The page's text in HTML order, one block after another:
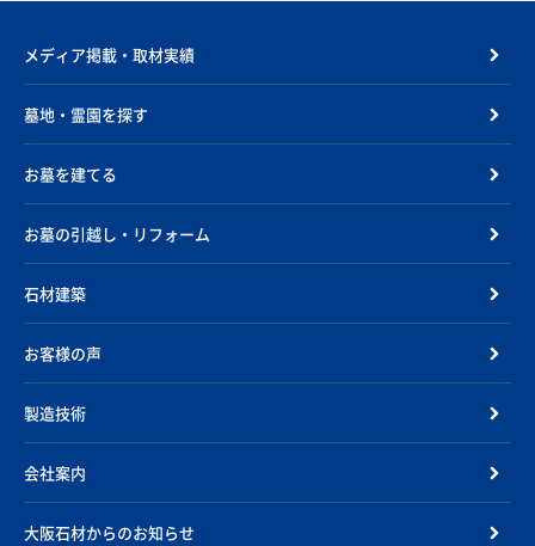
メディア掲載・取材実績
墓地・霊園を探す
お墓を建てる
お墓の引越し・リフォーム
石材建築
お客様の声
製造技術
会社案内
大阪石材からのお知らせ